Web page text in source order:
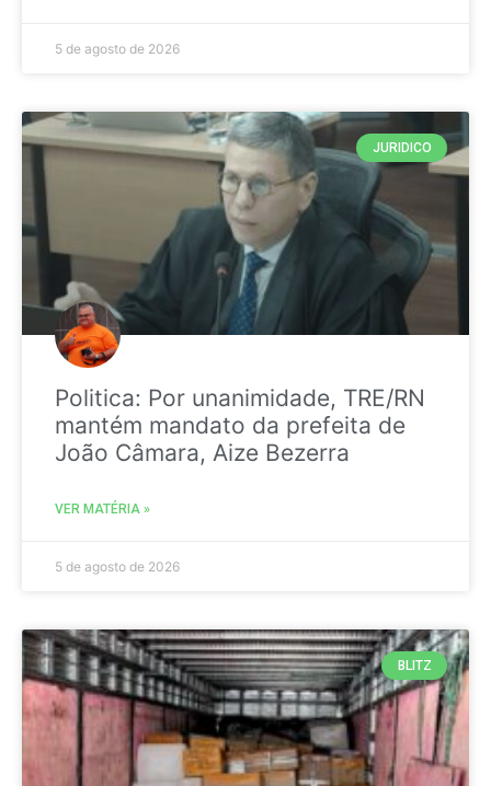
5 de agosto de 2026
JURIDICO
Politica: Por unanimidade, TRE/RN
mantém mandato da prefeita de
João Câmara, Aize Bezerra
VER MATÉRIA »
5 de agosto de 2026
BLITZ